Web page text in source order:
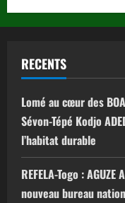
RECENTS
Lomé au cœur des
Sévon-Tépé Kodjo
l’habitat durable
REFELA-Togo :
nouveau bureau